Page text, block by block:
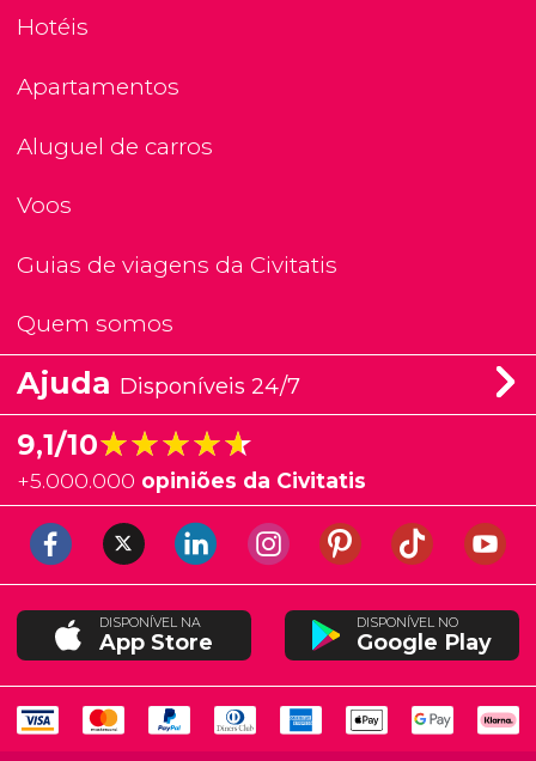
Hotéis
Apartamentos
Aluguel de carros
Voos
Guias de viagens da Civitatis
Quem somos
Ajuda Disponíveis 24/7
9,1/10★★★★★
★★★★★
+5.000.000 opiniões da Civitatis
DISPONÍVEL NA
App Store
DISPONÍVEL NO
Google Play